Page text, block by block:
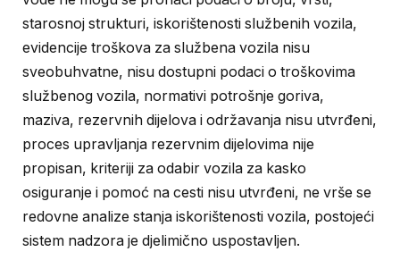
starosnoj strukturi, iskorištenosti službenih vozila,
evidencije troškova za službena vozila nisu
sveobuhvatne, nisu dostupni podaci o troškovima
službenog vozila, normativi potrošnje goriva,
maziva, rezervnih dijelova i održavanja nisu utvrđeni,
proces upravljanja rezervnim dijelovima nije
propisan, kriteriji za odabir vozila za kasko
osiguranje i pomoć na cesti nisu utvrđeni, ne vrše se
redovne analize stanja iskorištenosti vozila, postojeći
sistem nadzora je djelimično uspostavljen.